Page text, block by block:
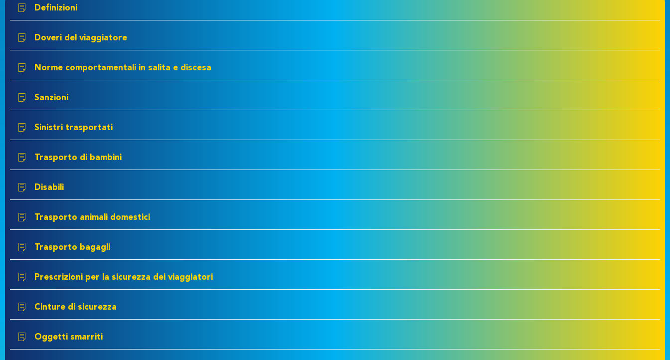
Definizioni
Doveri del viaggiatore
Norme comportamentali in salita e discesa
Sanzioni
Sinistri trasportati
Trasporto di bambini
Disabili
Trasporto animali domestici
Trasporto bagagli
Prescrizioni per la sicurezza dei viaggiatori
Cinture di sicurezza
Oggetti smarriti